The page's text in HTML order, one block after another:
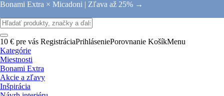
Bonami Extra × Micadoni | Zľava až 25% →
10 € pre vás RegistráciaPrihláseniePorovnanie KošíkMenu
Kategórie
Miestnosti
Bonami Extra
Akcie a zľavy
Inšpirácia